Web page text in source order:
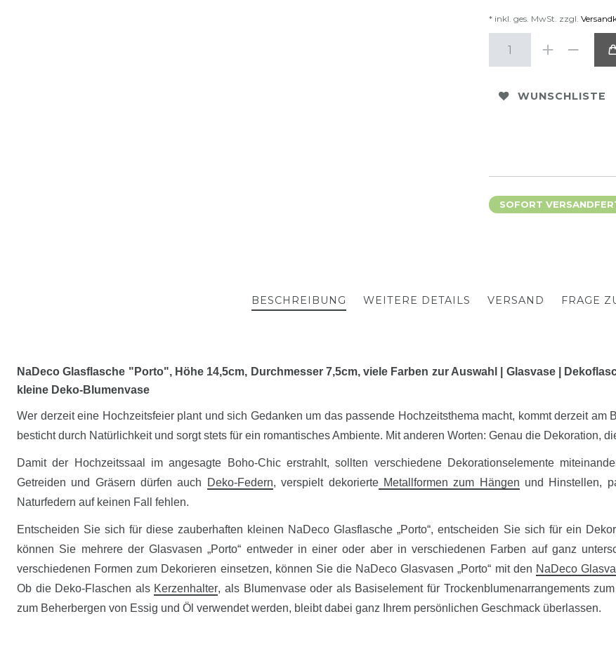
* inkl. ges. MwSt. zzgl.
WUNSCHLISTE
SOFORT
BESCHREIBUNG WEITERE DETAILS VERSAND FRAGE
NaDeco Glasflasche "Porto", Höhe 14,5cm, Durchmesser 7,5cm, viele Farben zur Auswahl | Glasvase |
kleine Deko-Blumenvase
Wer derzeit eine Hochzeitsfeier plant und sich Gedanken um das passende Hochzeitsthema macht, kommt derzeit
besticht durch Natürlichkeit und sorgt stets für ein romantisches Ambiente. Mit anderen Worten: Genau die Dekoration,
Damit der Hochzeitssaal im angesagte Boho-Chic erstrahlt, sollten verschiedene Dekorationselemente
Getreiden und Gräsern dürfen auch
Deko-Federn, verspielt dekorierteMetallformen zum Hängen und Hinstellen,
Naturfedern auf keinen Fall fehlen.
Entscheiden Sie sich für diese zauberhaften kleinen NaDeco Glasflasche „Porto“, entscheiden Sie sich für ein
können Sie mehrere der Glasvasen „Porto“ entweder in einer oder aber in verschiedenen Farben auf ganz
verschiedenen Formen zum Dekorieren einsetzen, können Sie die NaDeco Glasvasen „Porto“ mit den NaDeco
Ob die Deko-Flaschen als Kerzenhalter, als Blumenvase oder als Basiselement für Trockenblumenarrangements
zum Beherbergen von Essig und Öl verwendet werden, bleibt dabei ganz Ihrem persönlichen Geschmack überlassen.